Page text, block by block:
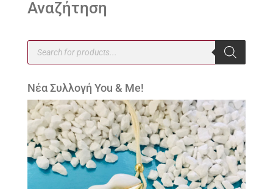
Αναζήτηση
Products
search
Νέα Συλλογή You & Me!